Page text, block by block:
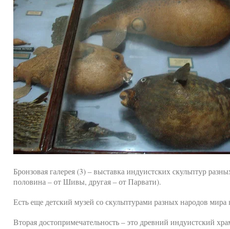
Бронзовая галерея (3) – выставка индуистских скульптур
половина – от Шивы, другая – от Парвати).
Есть еще детский музей со скульптурами разных народов
Вторая достопримечательность – это древний индуистский